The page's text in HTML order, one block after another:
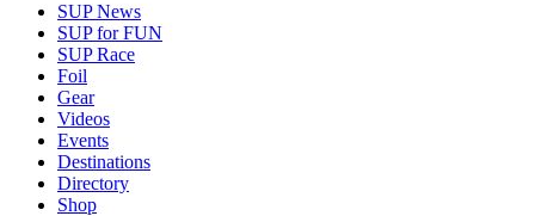
SUP News
SUP for FUN
SUP Race
Foil
Gear
Videos
Events
Destinations
Directory
Shop